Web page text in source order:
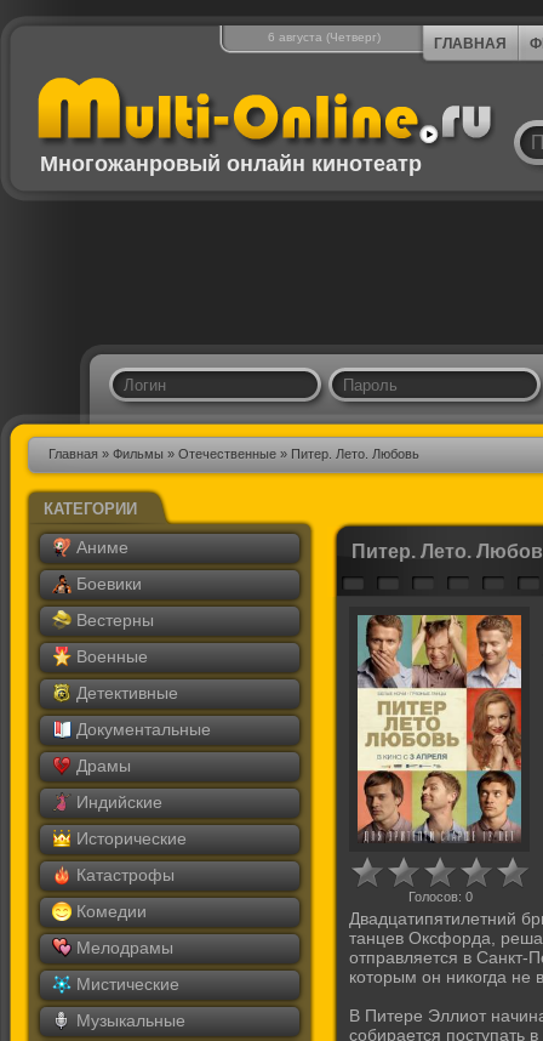
6 августа (Четверг) ГЛАВНАЯ
Многожанровый онлайн кинотеатр
Главная » Фильмы » Отечественные » Питер. Лето. Любовь
КАТЕГОРИИ
Аниме
Боевики
Вестерны
Военные
Детективные
Документальные
Драмы
Индийские
Исторические
Катастрофы
Комедии
Мелодрамы
Мистические
Музыкальные
Питер. Лето.
Голосов: 0
Двадцатипятилетний
танцев Оксфорда,
отправляется в Санкт-
которым он никогда не
В Питере Эллиот
собирается поступать